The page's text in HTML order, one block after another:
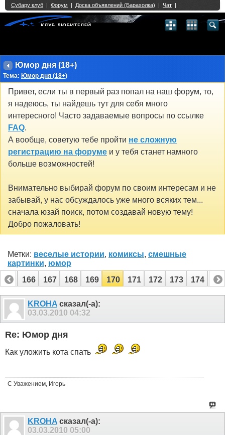
Юмор дня (18+)
Тема: Юмор дня (18+)
Привет, если ты в первый раз попал на наш форум, то,
я надеюсь, ты найдешь тут для себя много
интересного! Часто задаваемые вопросы по ссылке
FAQ.
А вообще, советую тебе пройти не сложную
регистрацию на форуме и у тебя станет намного
больше возможностей!
Внимательно выбирай форум по своим интересам и не
забывай, у нас обсуждалось уже много всяких тем...
сначала юзай поиск, потом создавай новую тему!
Добро пожаловать!
Метки: веселые истории, комиксы, смешные
картинки, юмор
165
166 167 168 169 170 171 172 173 174 175
185 186KROHA сказал(-а):
03.03.2010 04:32
Re: Юмор дня
Как уложить кота спать
С Уважением, Игорь
KROHA сказал(-а):
03.03.2010 05:00
Single Sign On provided byvBSSO
2 3 4 5 6 7 8 9 10 11 12 13 14 15 16 17 18 21 22 23 24 25 26
40 41 42 43